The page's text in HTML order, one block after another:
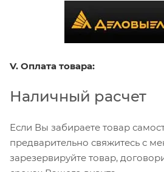
V. Оплата товара:
Наличный расчет
Если Вы забираете товар
предварительно свяжитесь с
зарезервируйте товар,